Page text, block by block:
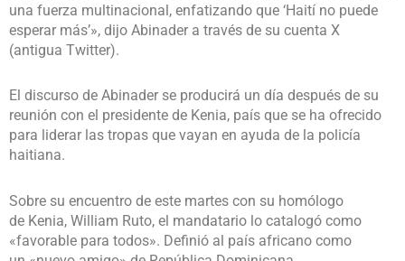
una fuerza multinacional, enfatizando que ‘Haití no puede
esperar más’», dijo Abinader a través de su cuenta X
(antigua Twitter).
El discurso de Abinader se producirá un día después de su
reunión con el presidente de Kenia, país que se ha ofrecido
para liderar las tropas que vayan en ayuda de la policía
haitiana.
Sobre su encuentro de este martes con su homólogo
de Kenia, William Ruto, el mandatario lo catalogó como
«favorable para todos». Definió al país africano como